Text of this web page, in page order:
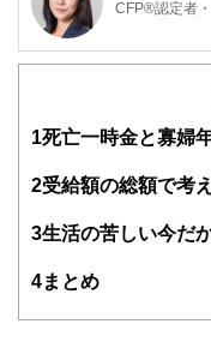
CFP®認定者
証券会社、銀
（2000年）、
しとお金のFP
「目の前にい
に、今できる
1 死亡一時金と寡婦
2受給額の総額で考
3生活の苦しい今だ
4まとめ